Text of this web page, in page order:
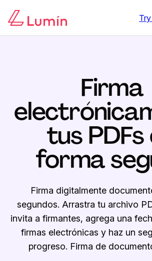
Firma
tus PDFs
forma
Firma digitalmente
segundos. Arrastra tu archivo
invita a firmantes, agrega una
firmas electrónicas y haz un
progreso. Firma de